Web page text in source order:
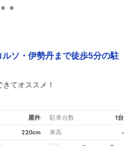
ソ・伊勢丹まで徒歩5分の駐
きてオススメ！
屋外 駐車台数 1台
220cm 車高 -